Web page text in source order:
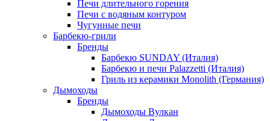
Печи длительного горения
Печи с водяным контуром
Чугунные печи
Барбекю-грили
Бренды
Барбекю SUNDAY (Италия)
Барбекю и печи Palazzetti (Италия)
Гриль из керамики Monolith (Германия)
Дымоходы
Бренды
Дымоходы Вулкан